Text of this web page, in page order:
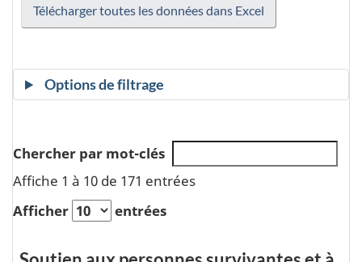
Télécharger toutes les données dans Excel
Options de filtrage
R
é
s
Chercher par mot-clés
Affiche 1 à 10 de 171 entrées
Afficher
entrées